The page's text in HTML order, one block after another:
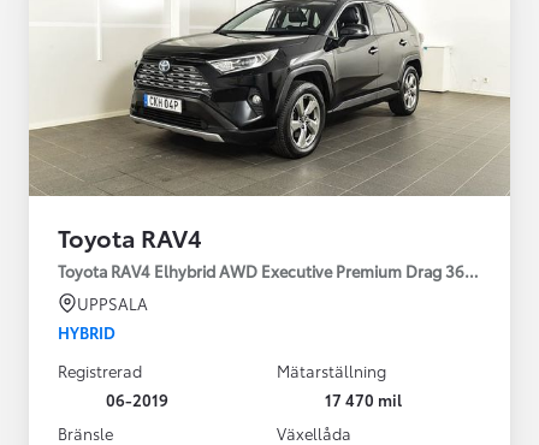
Toyota RAV4
Toyota RAV4 Elhybrid AWD Executive Premium Drag 360-kamera
UPPSALA
HYBRID
Registrerad
06-2019
Mätarställning
17 470 mil
Bränsle
Växellåda